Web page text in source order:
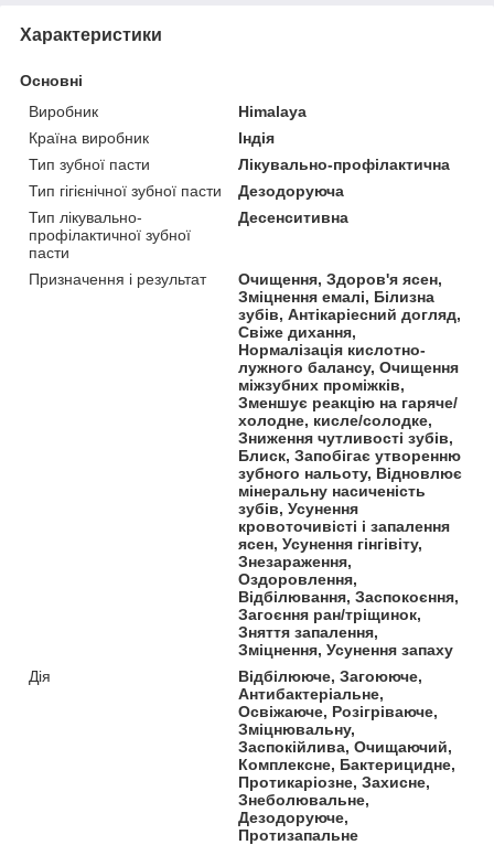
Характеристики
Основні
Виробник
Himalaya
Країна виробник
Індія
Тип зубної пасти
Лікувально-профілактична
Тип гігієнічної зубної пасти
Дезодоруюча
Тип лікувально-
профілактичної зубної
пасти
Десенситивна
Призначення і результат
Очищення, Здоров'я ясен,
Зміцнення емалі, Білизна
зубів, Антікаріесний догляд,
Свіже дихання,
Нормалізація кислотно-
лужного балансу, Очищення
міжзубних проміжків,
Зменшує реакцію на гаряче/
холодне, кисле/солодке,
Зниження чутливості зубів,
Блиск, Запобігає утворенню
зубного нальоту, Відновлює
мінеральну насиченість
зубів, Усунення
кровоточивісті і запалення
ясен, Усунення гінгівіту,
Знезараження,
Оздоровлення,
Відбілювання, Заспокоєння,
Загоєння ран/тріщинок,
Зняття запалення,
Зміцнення, Усунення запаху
Дія
Відбілююче, Загоююче,
Антибактеріальне,
Освіжаюче, Розігріваюче,
Зміцнювальну,
Заспокійлива, Очищаючий,
Комплексне, Бактерицидне,
Протикаріозне, Захисне,
Знеболювальне,
Дезодоруюче,
Протизапальне